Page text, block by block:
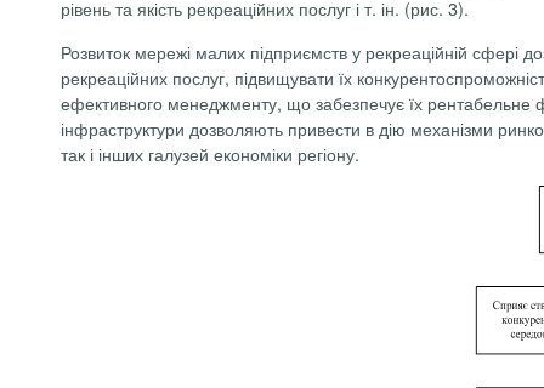
рівень та якість рекреаційних послуг і т. ін. (рис. 3).
Розвиток мережі малих підприємств у рекреаційній сфері
рекреаційних послуг, підвищувати їх
ефективного менеджменту, що забезпечує їх рентабельне
інфраструктури дозволяють привести в дію механізми
так і інших галузей економіки регіону.